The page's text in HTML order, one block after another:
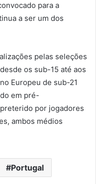
para a
a ser um dos
pelas seleções
os sub-15 até aos
Europeu de sub-21
em pré-
por jogadores
ambos médios
Portugal